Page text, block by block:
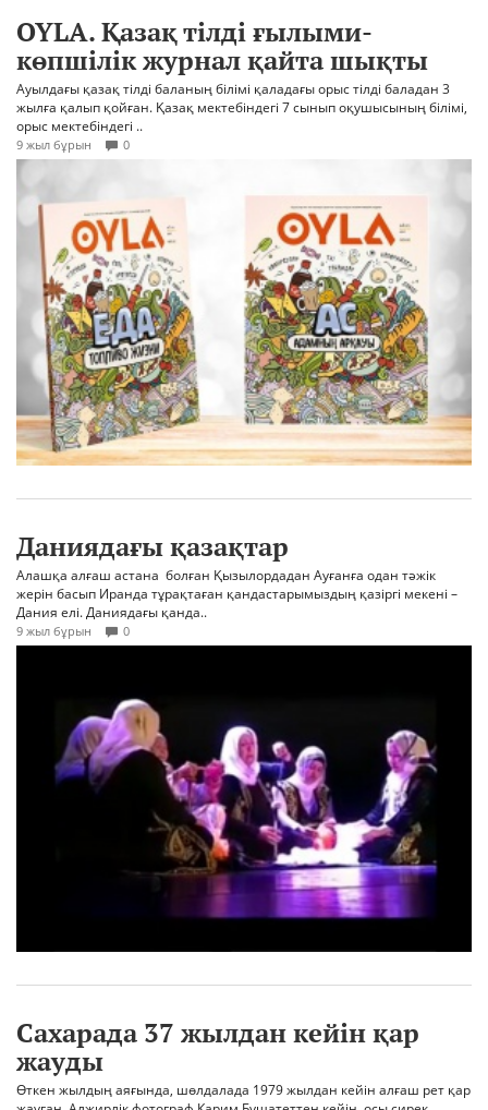
OYLA. Қазақ тілді ғылыми-
көпшілік журнал қайта шықты
Ауылдағы қазақ тілді баланың білімі қаладағы орыс тілді баладан 3
жылға қалып қойған. Қазақ мектебіндегі 7 сынып оқушысының білімі,
орыс мектебіндегі ..
9 жыл бұрын 0
Даниядағы қазақтар
Алашқа алғаш астана болған Қызылордадан Ауғанға одан тәжік
жерін басып Иранда тұрақтаған қандастарымыздың қазіргі мекені –
Дания елі. Даниядағы қанда..
9 жыл бұрын 0
Сахарада 37 жылдан кейін қар
жауды
Өткен жылдың аяғында, шөлдалада 1979 жылдан кейін алғаш рет қар